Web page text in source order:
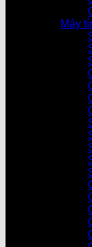
Máy